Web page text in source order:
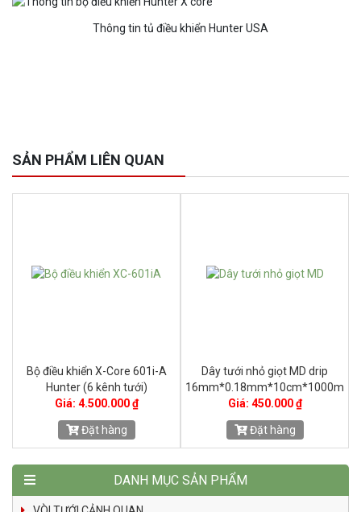
Thông tin tủ điều khiển Hunter USA
SẢN PHẨM LIÊN QUAN
Bộ điều khiển X-Core 601i-A
Hunter (6 kênh tưới)
Giá: 4.500.000 ₫
Đặt hàng
Dây tưới nhỏ giọt MD drip
16mm*0.18mm*10cm*1000m
Giá: 450.000 ₫
Đặt hàng
DANH MỤC SẢN PHẨM